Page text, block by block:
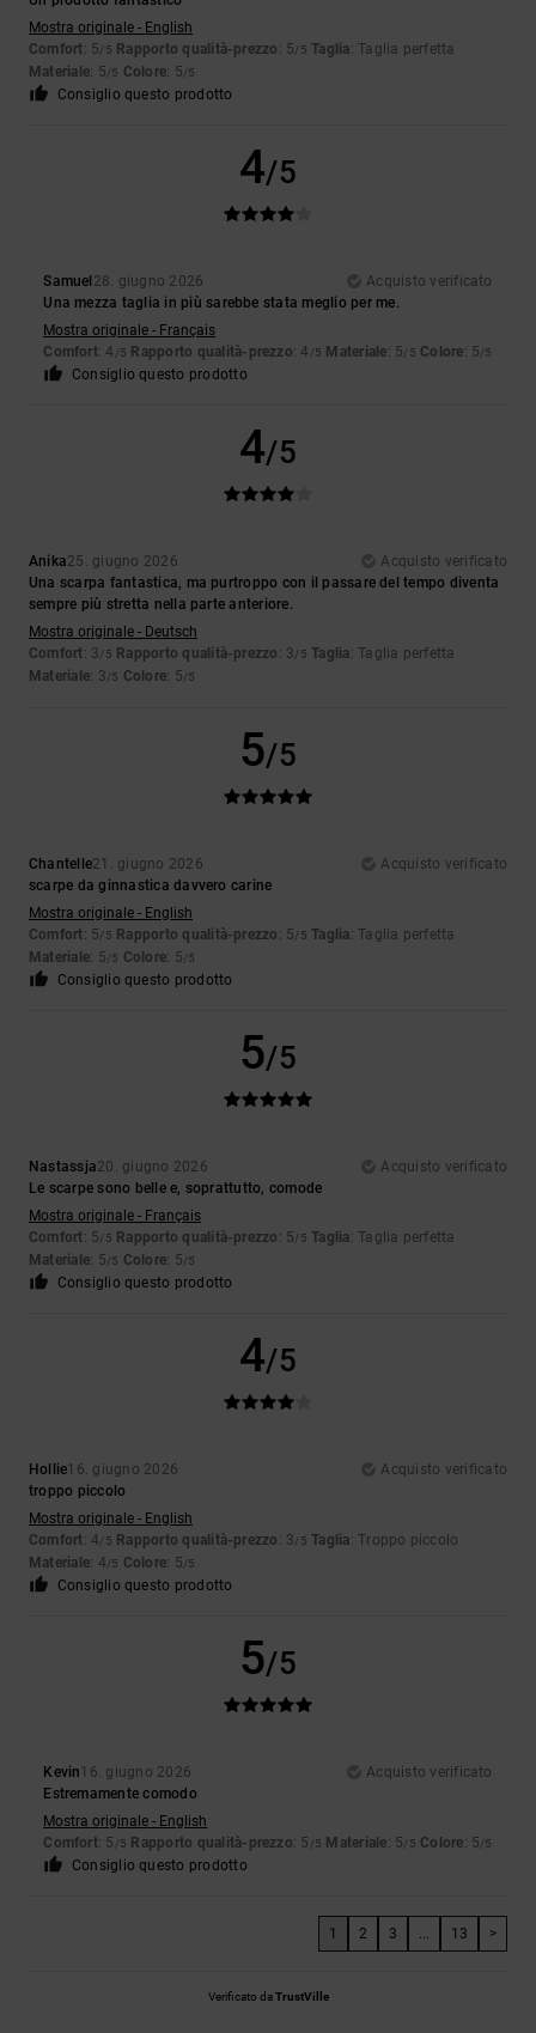
Mostra originale - English
Comfort: 5/5 Rapporto qualità-prezzo : 5/5 Taglia: Taglia perfetta
Materiale: 5/5 Colore: 5/5
Consiglio questo prodotto
4/5
Samuel 28. giugno 2026
Acquisto verificato
Una mezza taglia in più sarebbe stata meglio per me.
Mostra originale - Français
Comfort: 4 /5 Rapporto qualità-prezzo: 4 /5 Materiale: 5/5 Colore: 5/5
Consiglio questo prodotto
4/5
Anika25. giugno 2026
Acquisto verificato
Una scarpa fantastica, ma purtroppo con il passare del tempo diventa
sempre più stretta nella parte anteriore.
Mostra originale - Deutsch
Comfort: 3/5 Rapporto qualità-prezzo : 3/5 Taglia: Taglia perfetta
Materiale: 3/5 Colore: 5/5
5/5
Chantelle21. giugno 2026
Acquisto verificato
scarpe da ginnastica davvero carine
Mostra originale - English
Comfort: 5/5 Rapporto qualità-prezzo : 5/5 Taglia: Taglia perfetta
Materiale: 5/5 Colore: 5/5
Consiglio questo prodotto
5/5
Nastassja20. giugno 2026
Acquisto verificato
Le scarpe sono belle e, soprattutto, comode
Mostra originale - Français
Comfort: 5/5 Rapporto qualità-prezzo : 5/5 Taglia: Taglia perfetta
Materiale: 5/5 Colore: 5/5
Consiglio questo prodotto
4/5
Hollie16. giugno 2026
Acquisto verificato
troppo piccolo
Mostra originale - English
Comfort: 4/5 Rapporto qualità-prezzo : 3/5 Taglia: Troppo piccolo
Materiale: 4/5 Colore: 5/5
Consiglio questo prodotto
5/5
Kevin16. giugno 2026
Acquisto verificato
Estremamente comodo
Mostra originale - English
Comfort: 5 /5 Rapporto qualità-prezzo: 5 /5 Materiale: 5/5 Colore: 5/5
Consiglio questo prodotto
1 2 3 ... 13 >
Verificato daTrustVille